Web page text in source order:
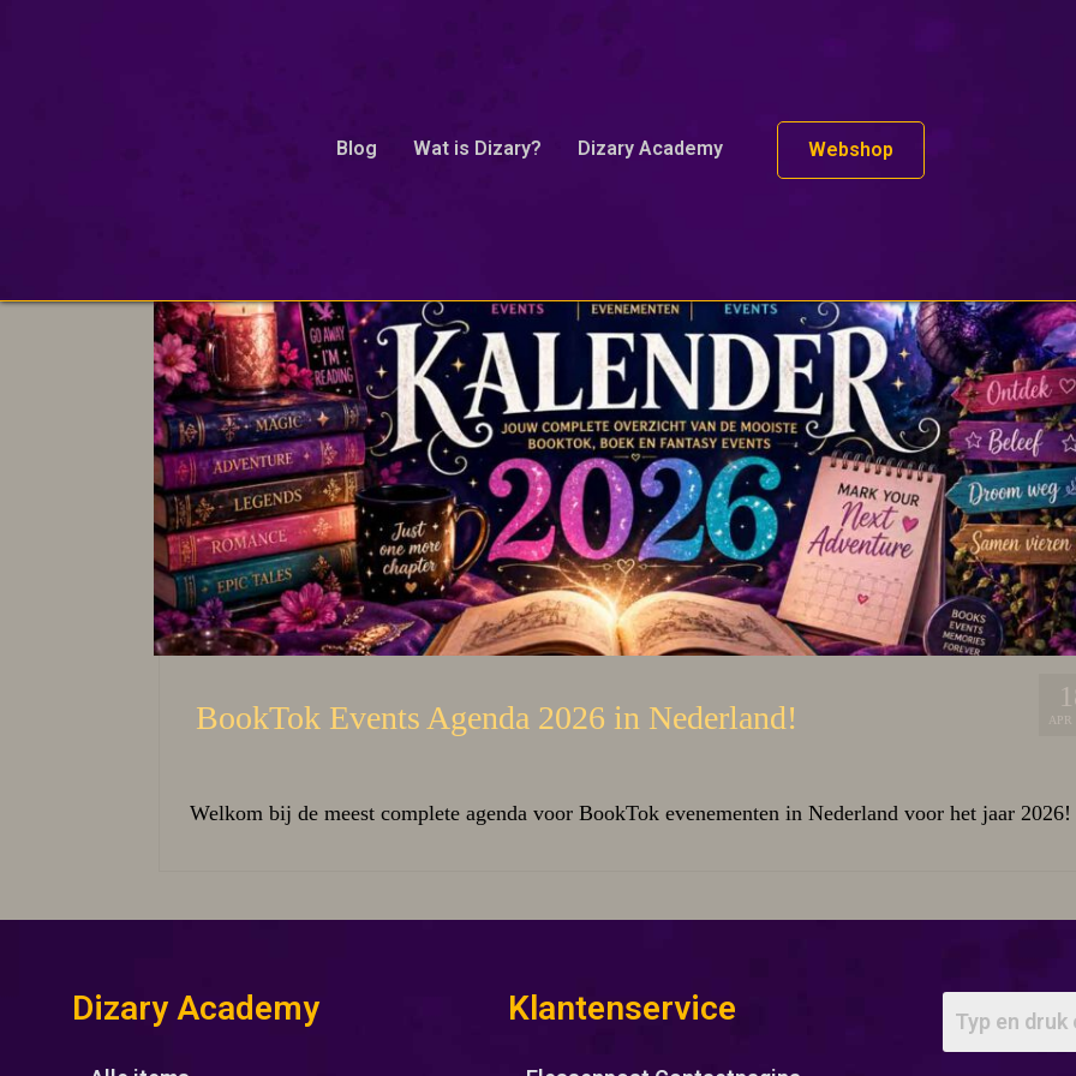
Blog Wat is Dizary? Dizary Academy Webshop
MagicAndMystery
APR
BookTok Events Agenda 2026 in Nederland!
Welkom bij de meest complete agenda voor BookTok evenementen in Nederland voor het jaar 2026!
Dizary Academy Klantenservice